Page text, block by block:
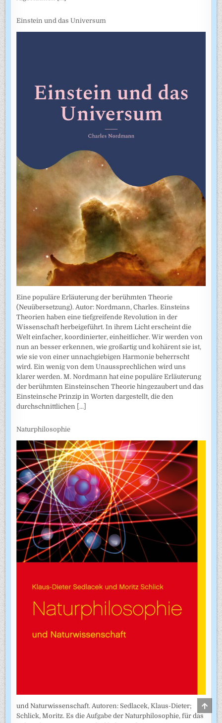
Einstein und das Universum
Eine populäre Erläuterung der berühmten Theorie
(Neuübersetzung). Autor: Nordmann, Charles. Einsteins
Theorien haben eine tiefgreifende Revolution in der
Wissenschaft herbeigeführt. In ihrem Licht erscheint die
Welt einfacher, koordinierter, einheitlicher. Wir werden von
nun an besser erkennen, wie großartig und kohärent sie ist,
wie sie von einer unnachgiebigen Harmonie beherrscht
wird. Ein wenig von dem Unaussprechlichen wird uns
klarer werden. M. Nordmann hat eine populäre Erläuterung
der berühmten Einsteinschen Theorie hingezaubert und das
Einsteinsche Prinzip in Worten dargestellt, die den
durchschnittlichen [...]
Naturphilosophie
und Naturwissenschaft. Autoren: Sedlacek, Klaus-Dieter;
Schlick, Moritz. Es die Aufgabe der Naturphilosophie, für das TO
TOP